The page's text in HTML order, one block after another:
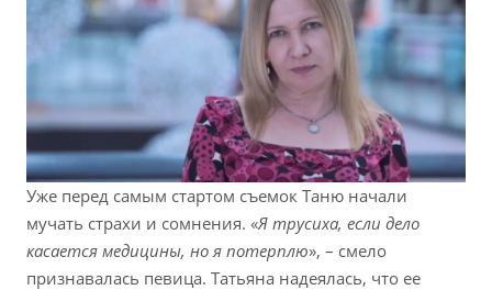
Уже перед самым стартом съемок Таню начали
мучать страхи и сомнения. «Я трусиха, если дело
касается медицины, но я потерплю», – смело
признавалась певица. Татьяна надеялась, что ее